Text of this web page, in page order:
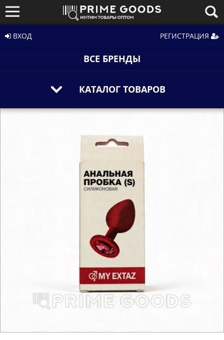
ВХОД РЕГИСТРАЦИЯ
ВСЕ БРЕНДЫ
КАТАЛОГ ТОВАРОВ